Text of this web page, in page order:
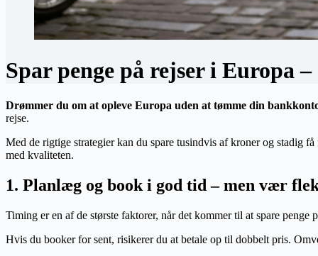
Spar penge på rejser i Europa
Drømmer du om at opleve Europa uden at tømme din
rejse.
Med de rigtige strategier kan du spare tusindvis af kroner og stadig
med kvaliteten.
1. Planlæg og book i god tid – men vær
Timing er en af de største faktorer, når det kommer til at spare
Hvis du booker for sent, risikerer du at betale op til dobbelt pris.